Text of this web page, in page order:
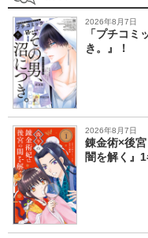
2026年8月7日
「プチコ
き。』！
2026年8月7日
錬金術×後
闇を解く』